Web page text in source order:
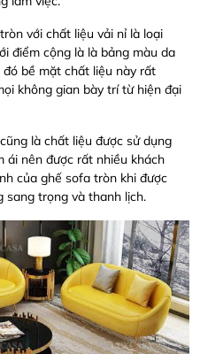
với chất liệu vải nỉ là loại
điểm cộng là là bảng màu da
bề mặt chất liệu này rất
không gian bày trí từ hiện đại
là chất liệu được sử dụng
ái nên được rất nhiều khách
của ghế sofa tròn khi được
sang trọng và thanh lịch.